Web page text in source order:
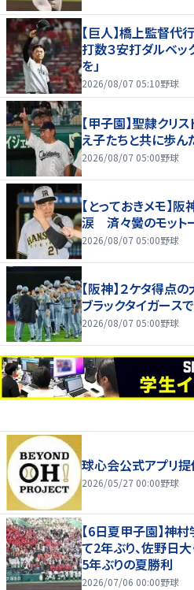
【巨人】橋上監督
打数３安打ダルベッ
を」
2026/08/07 05:10野球
【甲子園】聖隷クリ
え子たちと共に歩ん
2026/08/07 05:00野球
【とっておきメモ】
涙 済々黌のモット
2026/08/07 05:00野球
【阪神】２ケタ得点
ブラックタイガース
2026/08/07 05:00野球
球心会公式アプリ提
2026/05/27 00:00野球
【6日夏甲子園】神
て2年ぶり、佐野日
5年ぶりの夏勝利
2026/07/06 00:00野球